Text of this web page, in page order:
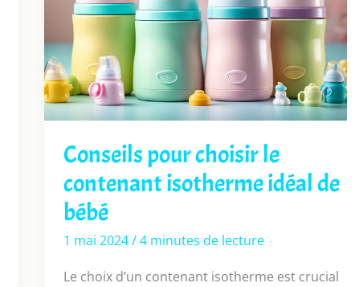
Conseils pour choisir le
contenant isotherme idéal de
bébé
1 mai 2024/4 minutes de lecture
Le choix d’un contenant isotherme est crucial